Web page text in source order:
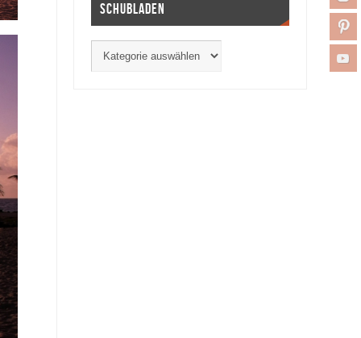
Schubladen